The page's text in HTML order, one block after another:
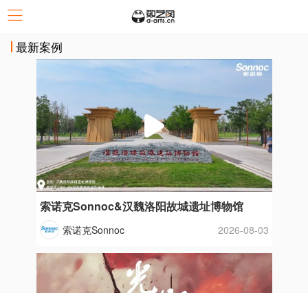
最新案例
索诺克Sonnoc&汉魏洛阳故城遗址博物馆
索诺克Sonnoc 2026-08-03